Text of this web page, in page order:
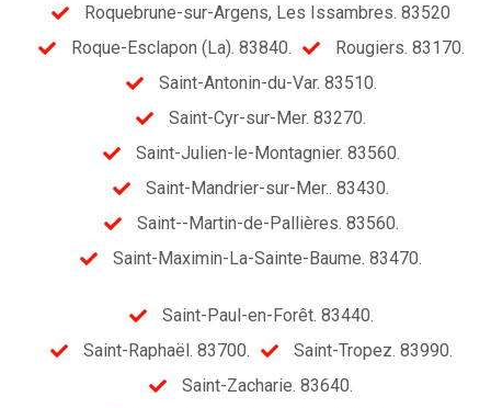
Roquebrune-sur-Argens, Les Issambres. 83520
Roque-Esclapon (La). 83840.
Rougiers. 83170.
Saint-Antonin-du-Var. 83510.
Saint-Cyr-sur-Mer. 83270.
Saint-Julien-le-Montagnier. 83560.
Saint-Mandrier-sur-Mer.. 83430.
Saint--Martin-de-Pallières. 83560.
Saint-Maximin-La-Sainte-Baume. 83470.
Saint-Paul-en-Forêt. 83440.
Saint-Raphaël. 83700.
Saint-Tropez. 83990.
Saint-Zacharie. 83640.